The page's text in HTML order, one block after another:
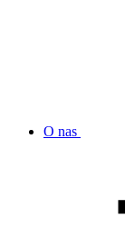
O nas